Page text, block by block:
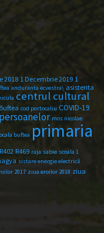
2018 1 Decembrie 2019 1
anduranta ecvestra\ asistenta
centrul cultural
cod portocaliu COVID-19
mos nicolae
buftea primaria
R402 R469 raja sabie scoala 1
sistare energie electrică
2017 ziua eroilor 2018 ziua